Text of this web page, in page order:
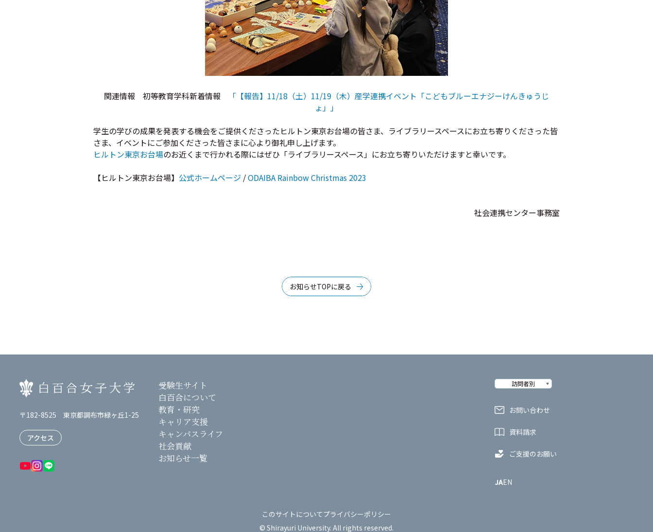
関連情報 初等教育学科新着情報
「【報告】11/18（土）11/19（木）産学連携イベント「こどもブルーエナジーけんきゅうじ
ょ」」
学生の学びの成果を発表する機会をご提供くださったヒルトン東京お台場の皆さま、ライブラリースペースにお立ち寄りくださった皆
さま、イベントにご参加くださった皆さまに心より御礼申し上げます。
ヒルトン東京お台場のお近くまで行かれる際にはぜひ「ライブラリースペース」にお立ち寄りいただけますと幸いです。
【ヒルトン東京お台場】 公式ホームページ /ODAIBA Rainbow Christmas 2023
社会連携センター事務室
お知らせTOPに戻る
〒182-8525 東京都調布市緑ヶ丘1-25
アクセス
受験生サイト
白百合について
教育・研究
キャリア支援
キャンパスライフ
社会貢献
お知らせ一覧
訪問者別
お問い合わせ
資料請求
ご支援のお願い
JAEN
このサイトについてプライバシーポリシー
© Shirayuri University. All rights reserved.